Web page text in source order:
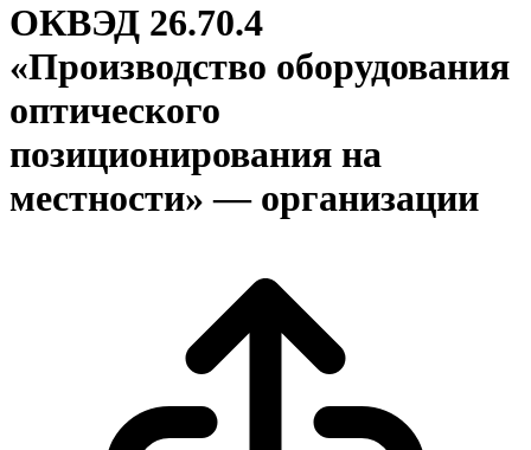
ОКВЭД 26.70.4
«Производство оборудования
оптического
позиционирования на
местности» — организации